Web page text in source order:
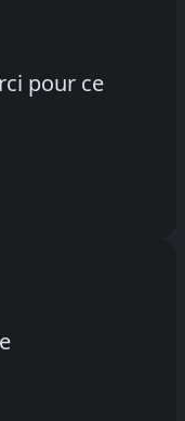
pour ce